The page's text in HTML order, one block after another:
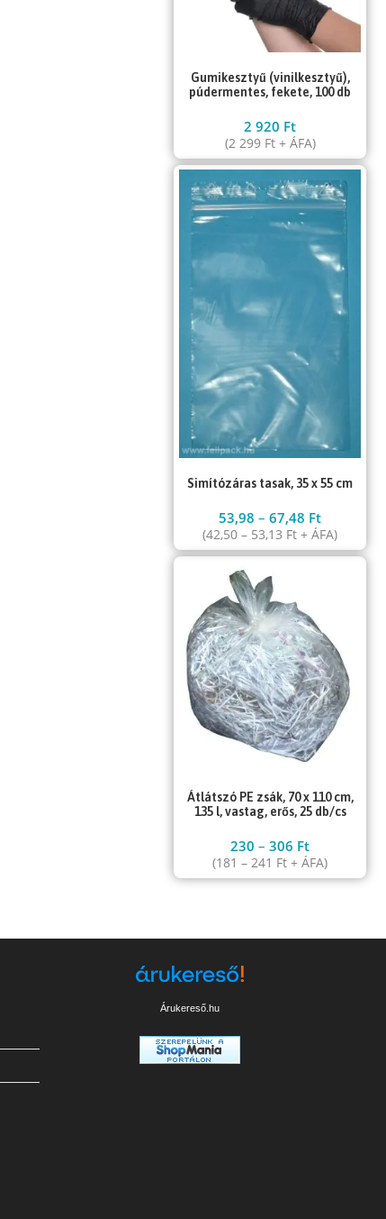
Gumikesztyű (vinilkesztyű),
púdermentes, fekete, 100 db
2 920 Ft
(2 299 Ft+ ÁFA)
Simítózáras tasak, 35 x 55 cm
53,98–67,48 Ft
(42,50– 53,13 Ft + ÁFA)
Átlátszó PE zsák, 70 x 110 cm,
135 l, vastag, erős, 25 db/cs
230–306 Ft
(181–241 Ft + ÁFA)
Árukereső.hu